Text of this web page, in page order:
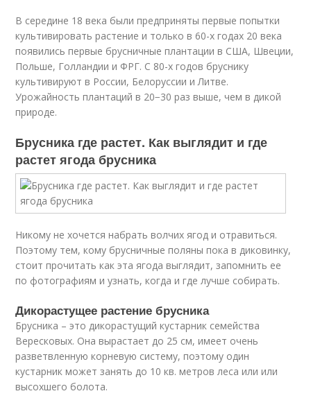
В середине 18 века были предприняты первые попытки
культивировать растение и только в 60-х годах 20 века
появились первые брусничные плантации в США, Швеции,
Польше, Голландии и ФРГ. С 80-х годов бруснику
культивируют в России, Белоруссии и Литве.
Урожайность плантаций в 20−30 раз выше, чем в дикой
природе.
Брусника где растет. Как выглядит и где
растет ягода брусника
Никому не хочется набрать волчих ягод и отравиться.
Поэтому тем, кому брусничные поляны пока в диковинку,
стоит прочитать как эта ягода выглядит, запомнить ее
по фотографиям и узнать, когда и где лучше собирать.
Дикорастущее растение брусника
Брусника – это дикорастущий кустарник семейства
Вересковых. Она вырастает до 25 см, имеет очень
разветвленную корневую систему, поэтому один
кустарник может занять до 10 кв. метров леса или или
высохшего болота.